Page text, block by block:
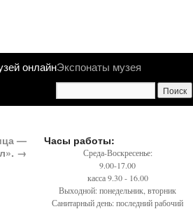
онлайнЭкспонаты музея
—
→
Часы работы:
Среда-Воскресенье:
9.00-17.00
касса 9.30 - 16.00
Выходной: понедельник, вторник
Санитарный день: последний рабочий